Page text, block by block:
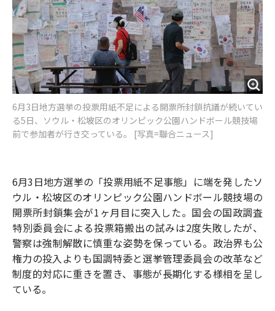
6月3日地方選挙の投票用紙不足による開票所封鎖抗議が続いてい
る5日、ソウル・松坡区のオリンピック公園ハンドボール競技場
前で参加者が行き交っている。 [写真=聯合ニュース]
6月3日地方選挙の「投票用紙不足事態」に端を発したソ
ウル・松坡区のオリンピック公園ハンドボール競技場の
開票所封鎖集会が1ヶ月目に突入した。国会の国政調査
特別委員会による投票箱搬出の試みは2度失敗したが、
警察は強制解散に慎重な姿勢を保っている。政治界も公
権力の投入よりも国調特委と選挙管理委員会の改革など
制度的対応に重きを置き、事態が長期化する様相を呈し
ている。